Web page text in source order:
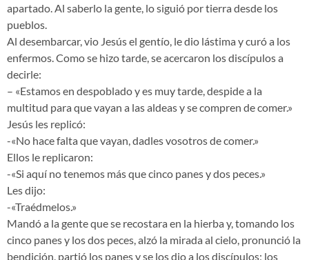
apartado. Al saberlo la gente, lo siguió por tierra desde los
pueblos.
Al desembarcar, vio Jesús el gentío, le dio lástima y curó a los
enfermos. Como se hizo tarde, se acercaron los discípulos a
decirle:
– «Estamos en despoblado y es muy tarde, despide a la
multitud para que vayan a las aldeas y se compren de comer.»
Jesús les replicó:
-«No hace falta que vayan, dadles vosotros de comer.»
Ellos le replicaron:
-«Si aquí no tenemos más que cinco panes y dos peces.»
Les dijo:
-«Traédmelos.»
Mandó a la gente que se recostara en la hierba y, tomando los
cinco panes y los dos peces, alzó la mirada al cielo, pronunció la
bendición, partió los panes y se los dio a los discípulos; los